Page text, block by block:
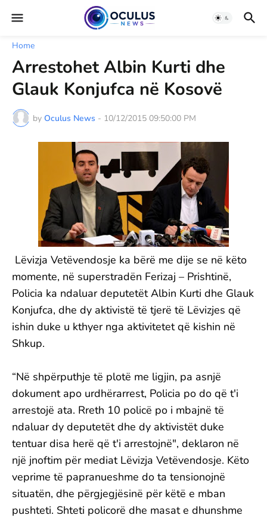
Home
Arrestohet Albin Kurti dhe
Glauk Konjufca në Kosovë
by Oculus News - 10/12/2015 09:50:00 PM
Lëvizja Vetëvendosje ka bërë me dije se në këto
momente, në superstradën Ferizaj – Prishtinë,
Policia ka ndaluar deputetët Albin Kurti dhe Glauk
Konjufca, dhe dy aktivistë të tjerë të Lëvizjes që
ishin duke u kthyer nga aktivitetet që kishin në
Shkup.
“Në shpërputhje të plotë me ligjin, pa asnjë
dokument apo urdhërarrest, Policia po do që t'i
arrestojë ata. Rreth 10 policë po i mbajnë të
ndaluar dy deputetët dhe dy aktivistët duke
tentuar disa herë që t'i arrestojnë", deklaron në
një jnoftim për mediat Lëvizja Vetëvendosje. Këto
veprime të papranueshme do ta tensionojnë
situatën, dhe përgjegjësinë për këtë e mban
pushteti. Shteti policorë dhe masat e dhunshme